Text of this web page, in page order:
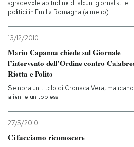
sgradevole abitudine di alcuni giornalisti e
politici in Emilia Romagna (almeno)
13/12/2010
Mario Capanna chiede sul Giornale
l’intervento dell’Ordine contro
Riotta e Polito
Sembra un titolo di Cronaca Vera,
alieni e un topless
27/5/2010
Ci facciamo riconoscere